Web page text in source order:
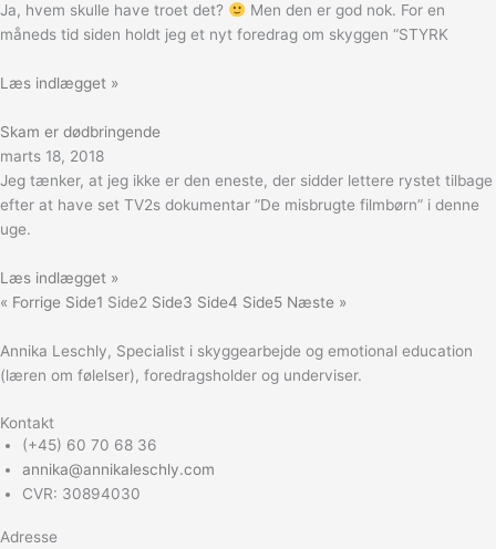
Ja, hvem skulle have troet det?
Men den er god nok. For en
måneds tid siden holdt jeg et nyt foredrag om skyggen “STYRK
Læs indlægget »
Skam er dødbringende
marts 18, 2018
Jeg tænker, at jeg ikke er den eneste, der sidder lettere rystet tilbage
efter at have set TV2s dokumentar ”De misbrugte filmbørn” i denne
uge.
Læs indlægget »
« Forrige Side1 Side2 Side3 Side4 Side5 Næste »
Annika Leschly, Specialist i skyggearbejde og emotional education
(læren om følelser), foredragsholder og underviser.
Kontakt
(+45) 60 70 68 36
annika@annikaleschly.com
CVR: 30894030
Adresse